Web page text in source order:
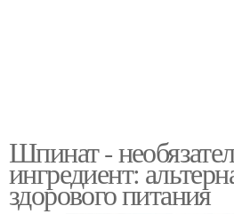
Шпинат -
ингредиент:
здорового питания